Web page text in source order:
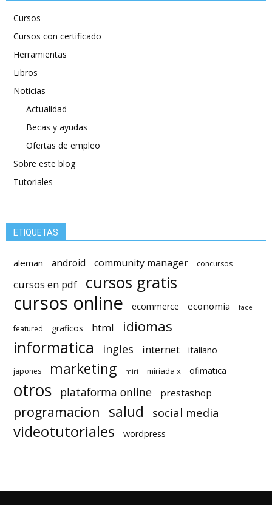
Cursos
Cursos con certificado
Herramientas
Libros
Noticias
Actualidad
Becas y ayudas
Ofertas de empleo
Sobre este blog
Tutoriales
ETIQUETAS
aleman android community manager concursos
cursos en pdf cursos gratis
cursos online ecommerce economia face
featured graficos html idiomas
informatica ingles internet italiano
japones marketing miri miriada x ofimatica
otros plataforma online prestashop
programacion salud social media
videotutoriales wordpress